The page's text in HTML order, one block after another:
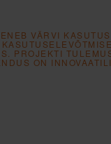
Brasileiro
VÄRVI KASUTUS
PROJEKTI
ON